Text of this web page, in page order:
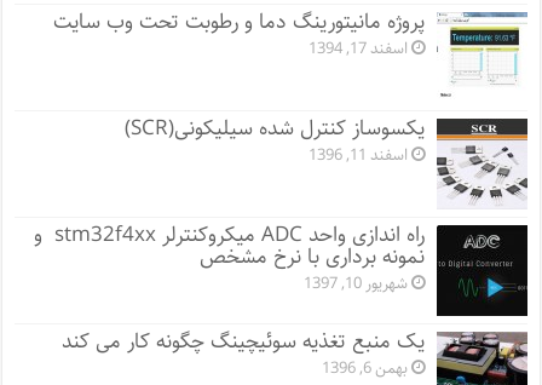
پروژه مانيتورينگ دما و رطوبت تحت وب سایت
اسفند 17, 1394
یکسوساز کنترل شده سیلیکونی(SCR)
اسفند 11, 1396
راه اندازی واحد ADC میکروکنترلر stm32f4xx و
نمونه برداری با نرخ مشخص
شهریور 10, 1397
یک منبع تغذیه سوئیچینگ چگونه کار می کند
بهمن 6, 1396